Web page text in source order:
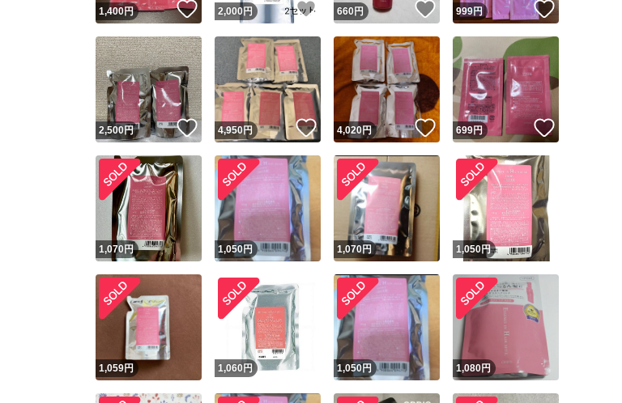
1,400円 いいね！
2,000円 いいね！
660円 いいね！
999円 いいね！
2,500円 いいね！
4,950円 いいね！
4,020円 いいね！
699円
1,070円 1,050円 1,070円 1,050円
1,059円 1,060円 1,050円 1,080円